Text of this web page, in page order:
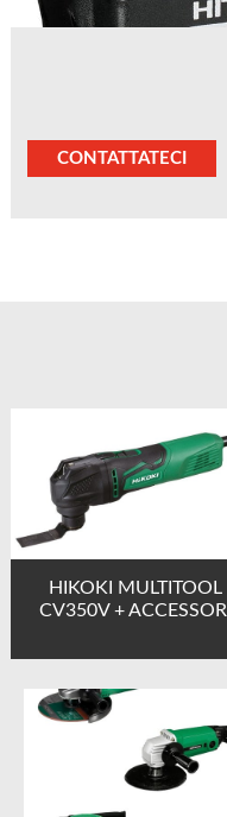
CONTATTATECI
HIKOKI MULTITOOL
CV350V + ACCESSORI